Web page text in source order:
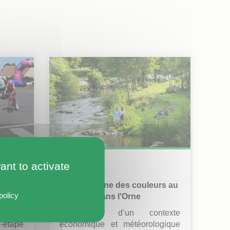
étape
5 août 2026
Août redonne des couleurs au
tourisme dans l'Orne
En dépit d’un contexte
économique et météorologique
to activate